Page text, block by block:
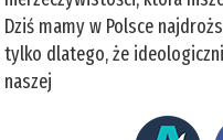
Dziś mamy w Polsce
tylko dlatego, że
naszej